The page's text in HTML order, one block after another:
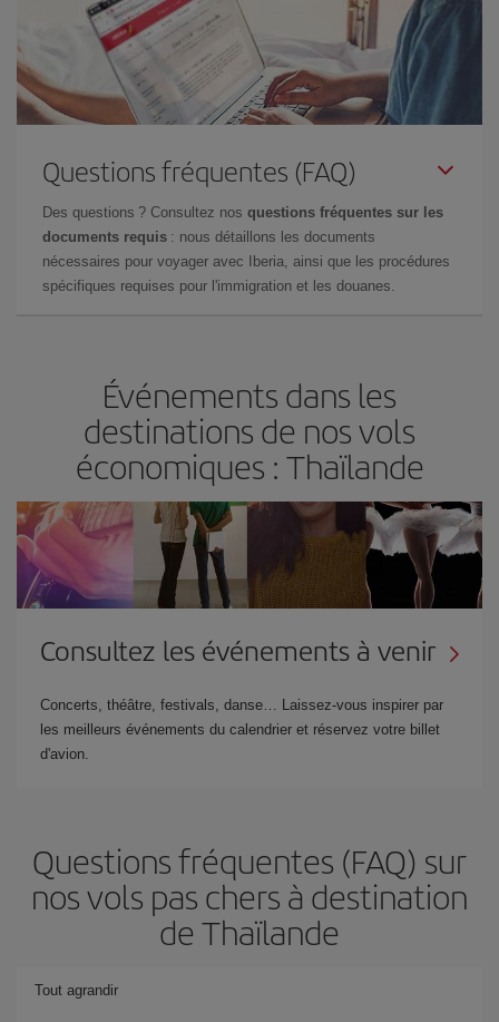
Questions fréquentes (FAQ)
Des questions ? Consultez nos questions fréquentes sur les
documents requis : nous détaillons les documents
nécessaires pour voyager avec Iberia, ainsi que les procédures
spécifiques requises pour l'immigration et les douanes.
Événements dans les
destinations de nos vols
économiques : Thaïlande
Consultez les événements à venir
Concerts, théâtre, festivals, danse… Laissez-vous inspirer par
les meilleurs événements du calendrier et réservez votre billet
d'avion.
Questions fréquentes (FAQ) sur
nos vols pas chers à destination
de Thaïlande
Tout agrandir